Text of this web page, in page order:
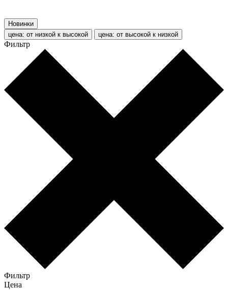
Новинки
цена: от низкой к высокой
цена: от высокой к низкой
Фильтр
Фильтр
Цена